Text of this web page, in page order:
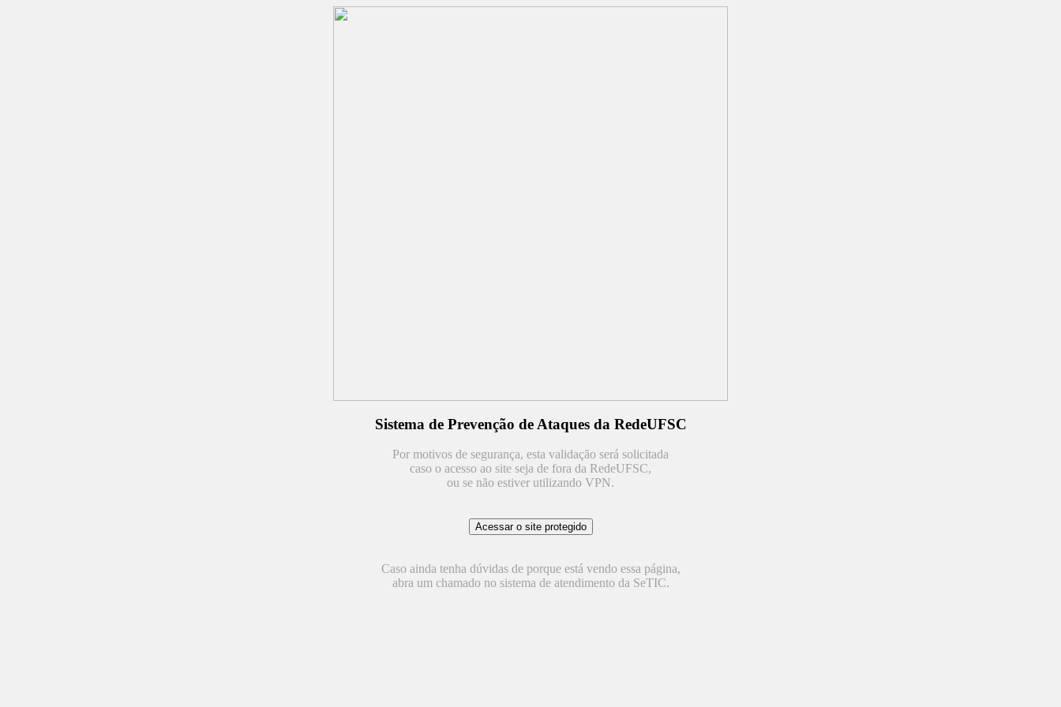
Sistema de Prevenção de Ataques da RedeUFSC
Por motivos de segurança, esta validação será solicitada
caso o acesso ao site seja de fora da RedeUFSC,
ou se não estiver utilizando VPN.
Caso ainda tenha dúvidas de porque está vendo essa página,
abra um chamado no sistema de atendimento da SeTIC.